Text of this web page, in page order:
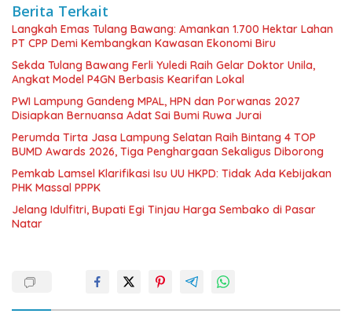
Berita Terkait
Langkah Emas Tulang Bawang: Amankan 1.700 Hektar Lahan
PT CPP Demi Kembangkan Kawasan Ekonomi Biru
Sekda Tulang Bawang Ferli Yuledi Raih Gelar Doktor Unila,
Angkat Model P4GN Berbasis Kearifan Lokal
PWI Lampung Gandeng MPAL, HPN dan Porwanas 2027
Disiapkan Bernuansa Adat Sai Bumi Ruwa Jurai
Perumda Tirta Jasa Lampung Selatan Raih Bintang 4 TOP
BUMD Awards 2026, Tiga Penghargaan Sekaligus Diborong
Pemkab Lamsel Klarifikasi Isu UU HKPD: Tidak Ada Kebijakan
PHK Massal PPPK
Jelang Idulfitri, Bupati Egi Tinjau Harga Sembako di Pasar
Natar